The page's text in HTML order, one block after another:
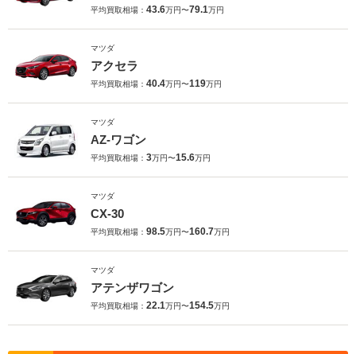
平均買取相場： 43.6万円〜79.1万円
マツダ
アクセラ
平均買取相場： 40.4万円〜119万円
マツダ
AZ-ワゴン
平均買取相場： 3万円〜15.6万円
マツダ
CX-30
平均買取相場： 98.5万円〜160.7万円
マツダ
アテンザワゴン
平均買取相場： 22.1万円〜154.5万円